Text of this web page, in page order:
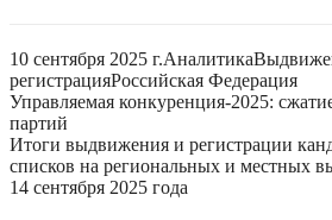
10 сентября 2025 г.Аналитика
регистрацияРоссийская Федерация
Управляемая конкуренция-2025:
партий
Итоги выдвижения и регистрации
списков на региональных и местных
14 сентября 2025 года